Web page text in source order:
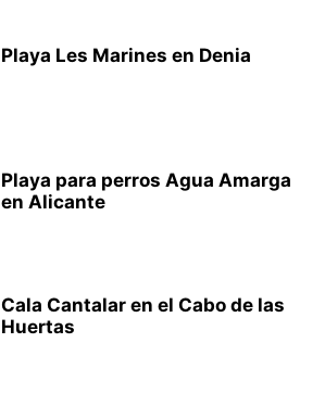
Playa Les Marines en Denia
Playa para perros Agua Amarga
en Alicante
Cala Cantalar en el Cabo de las
Huertas